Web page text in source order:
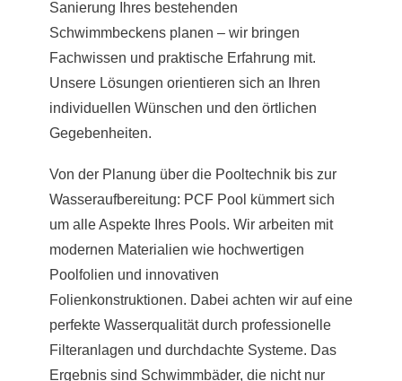
Sanierung Ihres bestehenden
Schwimmbeckens planen – wir bringen
Fachwissen und praktische Erfahrung mit.
Unsere Lösungen orientieren sich an Ihren
individuellen Wünschen und den örtlichen
Gegebenheiten.
Von der Planung über die Pooltechnik bis zur
Wasseraufbereitung: PCF Pool kümmert sich
um alle Aspekte Ihres Pools. Wir arbeiten mit
modernen Materialien wie hochwertigen
Poolfolien und innovativen
Folienkonstruktionen. Dabei achten wir auf eine
perfekte Wasserqualität durch professionelle
Filteranlagen und durchdachte Systeme. Das
Ergebnis sind Schwimmbäder, die nicht nur